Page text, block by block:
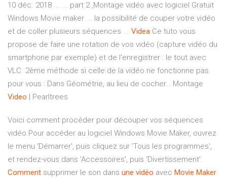
10 déc. 2018 ... ... part 2 ,Montage vidéo avec logiciel Gratuit
Windows Movie maker ... la possibilité de couper votre vidéo
et de coller plusieurs séquences ... Videa Ce tuto vous
propose de faire une rotation de vos vidéo (capture vidéo du
smartphone par exemple) et de l'enregistrer : le tout avec
VLC. 2ème méthode si celle de la vidéo ne fonctionne pas
pour vous : Dans Géométrie, au lieu de cocher… Montage
Video | Pearltrees
Voici comment procéder pour découper vos séquences
vidéo.Pour accéder au logiciel Windows Movie Maker, ouvrez
le menu 'Démarrer', puis cliquez sur 'Tous les programmes',
et rendez-vous dans 'Accessoires', puis 'Divertissement'.
Comment supprimer le son dans une vidéo avec Movie Maker